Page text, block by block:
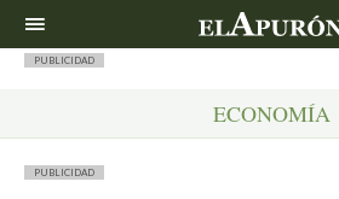
PUBLICIDAD
ECONOMÍA
PUBLICIDAD